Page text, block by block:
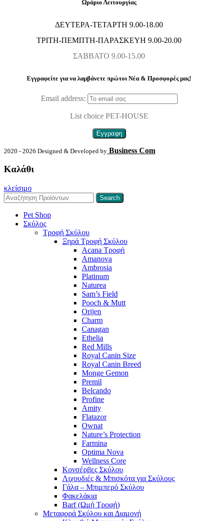
Ωράριο Λειτουργίας
ΔΕΥΤΕΡΑ-ΤΕΤΑΡΤΗ 9.00-18.00
ΤΡΙΤΗ-ΠΕΜΠΤΗ-ΠΑΡΑΣΚΕΥΗ 9.00-20.00
ΣΑΒΒΑΤΟ 9.00-15.00
Εγγραφείτε για να λαμβάνετε πρώτοι Nέα & Προσφορές μας!
Email address:
List choice PET-HOUSE
2020 - 2026 Designed & Developed by Business Com
Καλάθι
κλείσιμο
Search
Pet Shop
Σκύλος
Τροφή Σκύλου
Ξηρά Τροφή Σκύλου
Acana Τροφή
Amanova
Ambrosia
Platinum
Naturea
Sam’s Field
Pooch & Mutt
Orijen
Charm
Canagan
Ethelia
Red Mills
Royal Canin Size
Royal Canin Breed
Monge Gemon
Premil
Belcando
Profine
Amity
Flatazor
Ownat
Nature’s Protection
Farmina
Optima Nova
Wellness Core
Κονσέρβες Σκύλου
Λιχουδιές & Μπισκότα για Σκύλους
Γάλα – Μπιμπερό Σκύλου
Φακελάκια
Barf (Ωμή Τροφή)
Μεταφορά Σκύλου και Διαμονή